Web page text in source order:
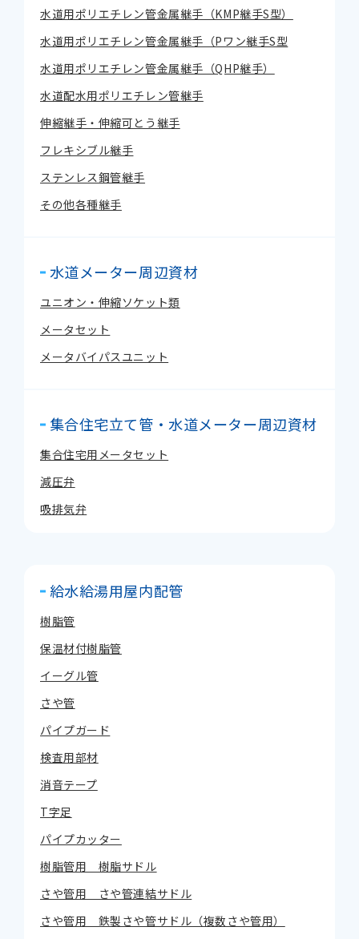
水道用ポリエチレン管金属継手（KMP継手S型）
水道用ポリエチレン管金属継手（Pワン継手S型
水道用ポリエチレン管金属継手（QHP継手）
水道配水用ポリエチレン管継手
伸縮継手・伸縮可とう継手
フレキシブル継手
ステンレス鋼管継手
その他各種継手
水道メーター周辺資材
ユニオン・伸縮ソケット類
メータセット
メータバイパスユニット
集合住宅立て管・水道メーター周辺資材
集合住宅用メータセット
減圧弁
吸排気弁
給水給湯用屋内配管
樹脂管
保温材付樹脂管
イーグル管
さや管
パイプガード
検査用部材
消音テープ
T字足
パイプカッター
樹脂管用 樹脂サドル
さや管用 さや管連結サドル
さや管用 鉄製さや管サドル（複数さや管用）